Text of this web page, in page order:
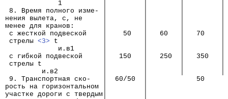
1          │         │        │         │
8. Время полного изме- │         │        │
нения вылета, с, не     │         │        │
менее для кранов:       │         │        │
с жесткой подвеской    │    50   │   60   │   70    │
стрелы <3> t           │         │        │         │
и.в1       │         │        │         │
с гибкой подвеской     │   150   │   250  │   350
стрелы t               │         │        │
и.в2           │         │        │         │
9. Транспортная ско-   │  60/50  │            50
рость на горизонтальном │         │
участке дороги с твердым│         │